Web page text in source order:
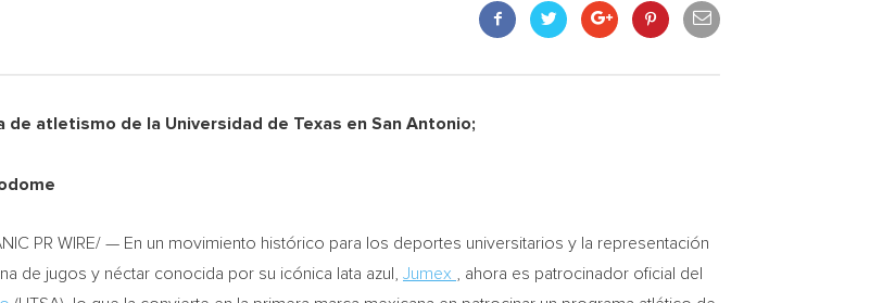
atletismo de la Universidad de Texas en San Antonio;
PR WIRE/ — En un movimiento histórico para los deportes universitarios y la representación
de jugos y néctar conocida por su icónica lata azul, Jumex
, ahora es patrocinador oficial del